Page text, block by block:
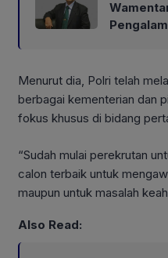
Menurut dia, Polri telah
berbagai kementerian dan
fokus khusus di bidang
“Sudah mulai perekrutan
calon terbaik untuk
maupun untuk masalah
Also Read: